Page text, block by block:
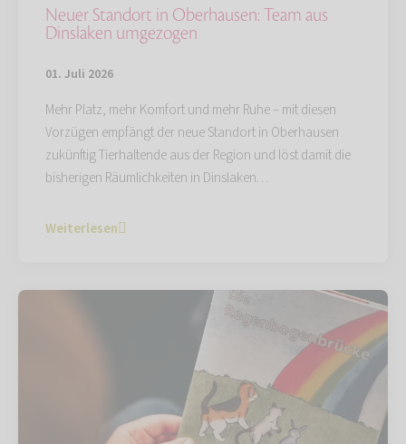
Neuer Standort in Oberhausen: Team aus
Dinslaken umgezogen
01. Juli 2026
Mehr Platz, mehr Komfort und mehr Ruhe – mit diesen
Vorzügen empfängt der neue Standort in Oberhausen
zukünftig Tierhaltende aus der Region und löst damit die
bisherigen Räumlichkeiten in Dinslaken…
Weiterlesen